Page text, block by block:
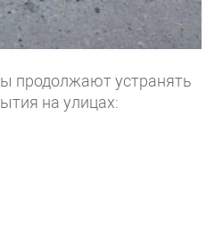
продолжают устранять
на улицах: